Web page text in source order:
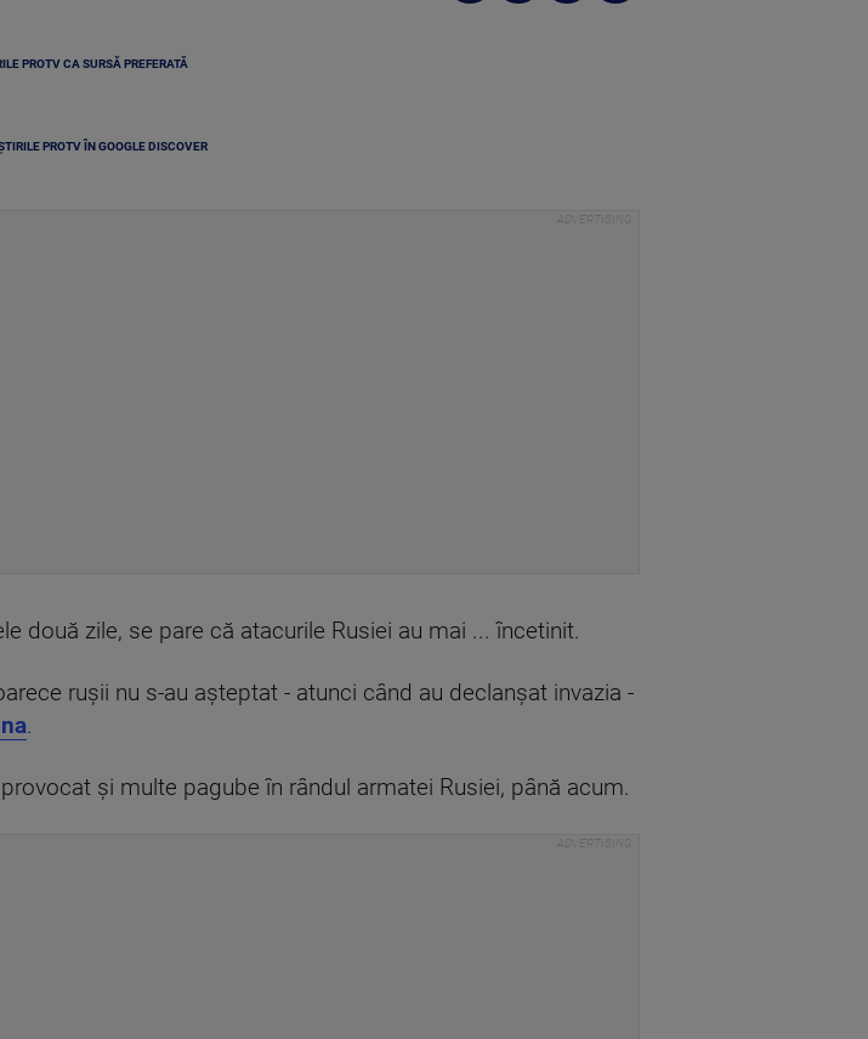
PROTV CA SURSĂ PREFERATĂ
PROTV ÎN GOOGLE DISCOVER
două zile, se pare că atacurile Rusiei au mai ... încetinit.
rușii nu s-au așteptat - atunci când au declanșat invazia -
.
și multe pagube în rândul armatei Rusiei, până acum.